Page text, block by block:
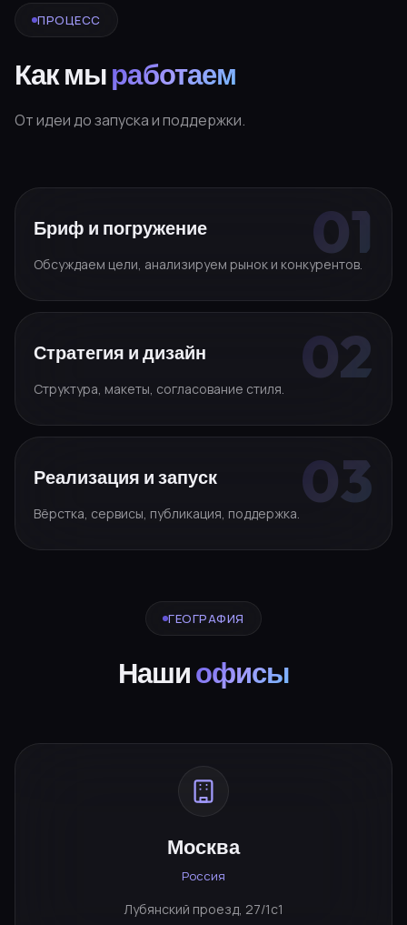
ПРОЦЕСС
Как мыработаем
От идеи до запуска и поддержки.
Бриф и погружение
Обсуждаем цели, анализируем рынок и конкурентов.
Стратегия и дизайн
Структура, макеты, согласование стиля.
Реализация и запуск
Вёрстка, сервисы, публикация, поддержка.
ГЕОГРАФИЯ
Нашиофисы
Москва
Россия
Лубянский проезд, 27/1с1